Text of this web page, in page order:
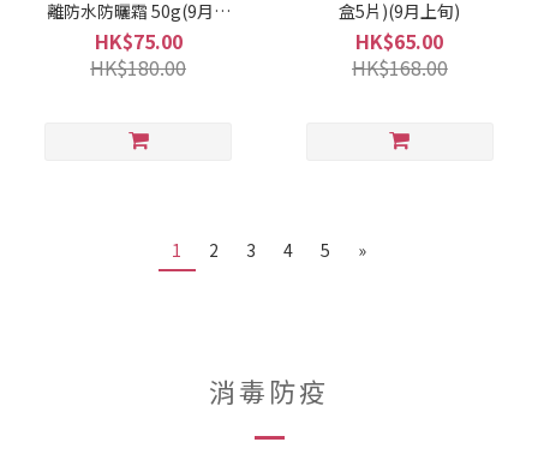
離防水防曬霜 50g(9月上
旬)
HK$75.00
HK$180.00
盒5片)(9月上旬)
HK$65.00
HK$168.00
1 2 3 4 5 »
消毒防疫